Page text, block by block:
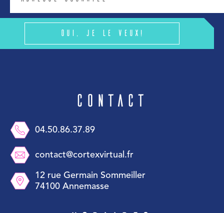
Oui, je le veux!
Contact
04.50.86.37.89
contact@cortexvirtual.fr
12 rue Germain Sommeiller
74100 Annemasse